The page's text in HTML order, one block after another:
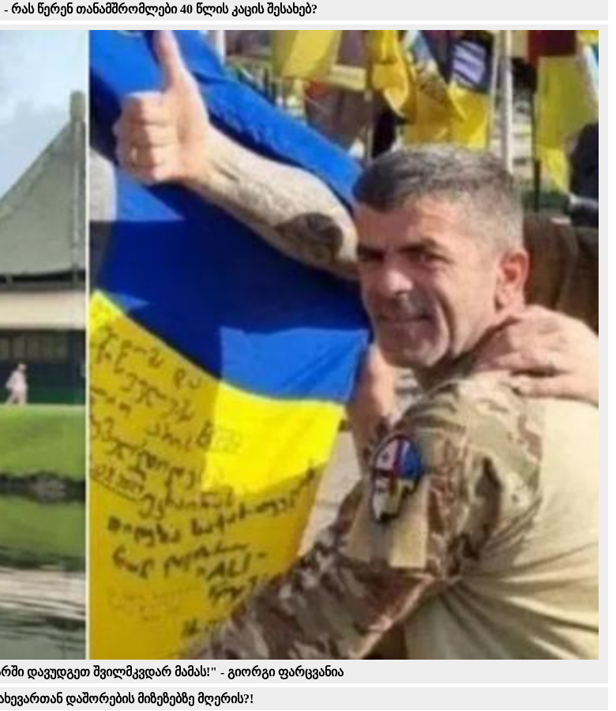
წერენ თანამშრომლები 40 წლის კაცის შესახებ?
დავუდგეთ შვილმკვდარ მამას!" - გიორგი ფარცვანია
დაშორების მიზეზებზე მღერის?!